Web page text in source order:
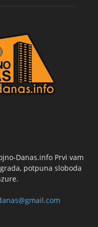
Danas.info Prvi vam
potpuna sloboda